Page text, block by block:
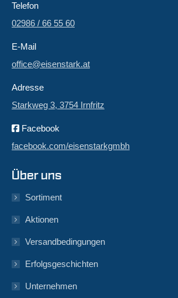
Telefon
02986 / 66 55 60
E-Mail
office@eisenstark.at
Adresse
Starkweg 3, 3754 Irnfritz
Facebook
facebook.com/eisenstarkgmbh
Über uns
Sortiment
Aktionen
Versandbedingungen
Erfolgsgeschichten
Unternehmen